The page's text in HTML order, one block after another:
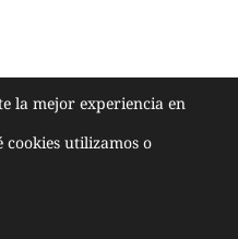
la mejor experiencia en
cookies utilizamos o